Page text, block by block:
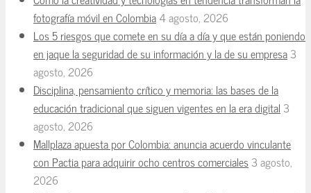
fotografía móvil en Colombia4 agosto, 2026
Los 5 riesgos que comete en su día a día y que están poniendo
en jaque la seguridad de su información y la de su empresa3
agosto, 2026
Disciplina, pensamiento crítico y memoria: las bases de la
educación tradicional que siguen vigentes en la era digital 3
agosto, 2026
Mallplaza apuesta por Colombia: anuncia acuerdo vinculante
con Pactia para adquirir ocho centros comerciales3 agosto,
2026